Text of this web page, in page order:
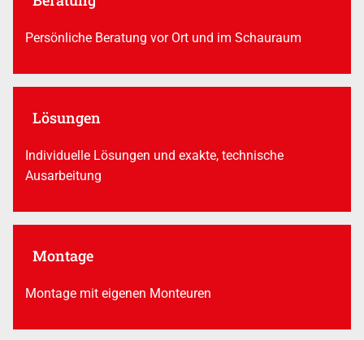
Persönliche Beratung vor Ort und im Schauraum
Lösungen
Individuelle Lösungen und exakte, technische
Ausarbeitung
Montage
Montage mit eigenen Monteuren